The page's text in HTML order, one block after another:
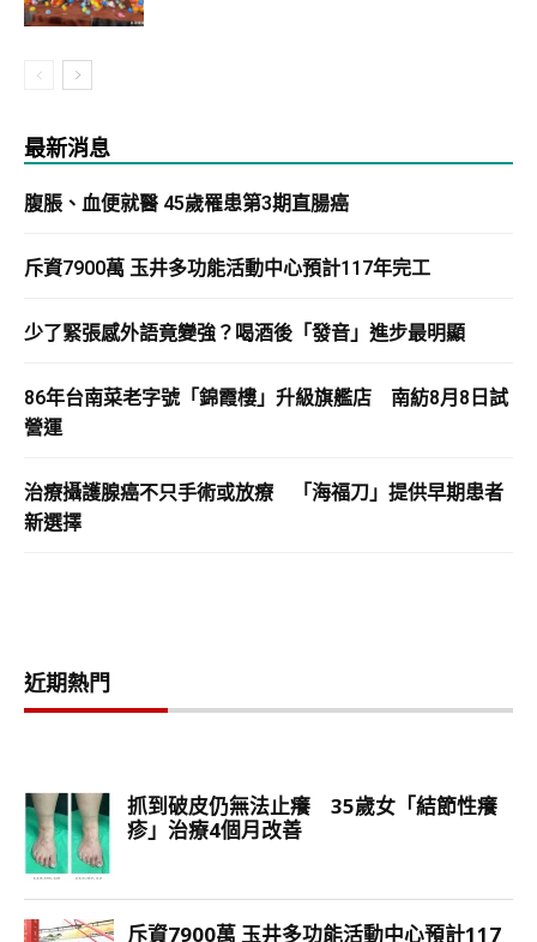
最新消息
腹脹、血便就醫 45歲罹患第3期直腸癌
斥資7900萬 玉井多功能活動中心預計117年完工
少了緊張感外語竟變強？喝酒後「發音」進步最明顯
86年台南菜老字號「錦霞樓」升級旗艦店 南紡8月8日試
營運
治療攝護腺癌不只手術或放療 「海福刀」提供早期患者
新選擇
近期熱門